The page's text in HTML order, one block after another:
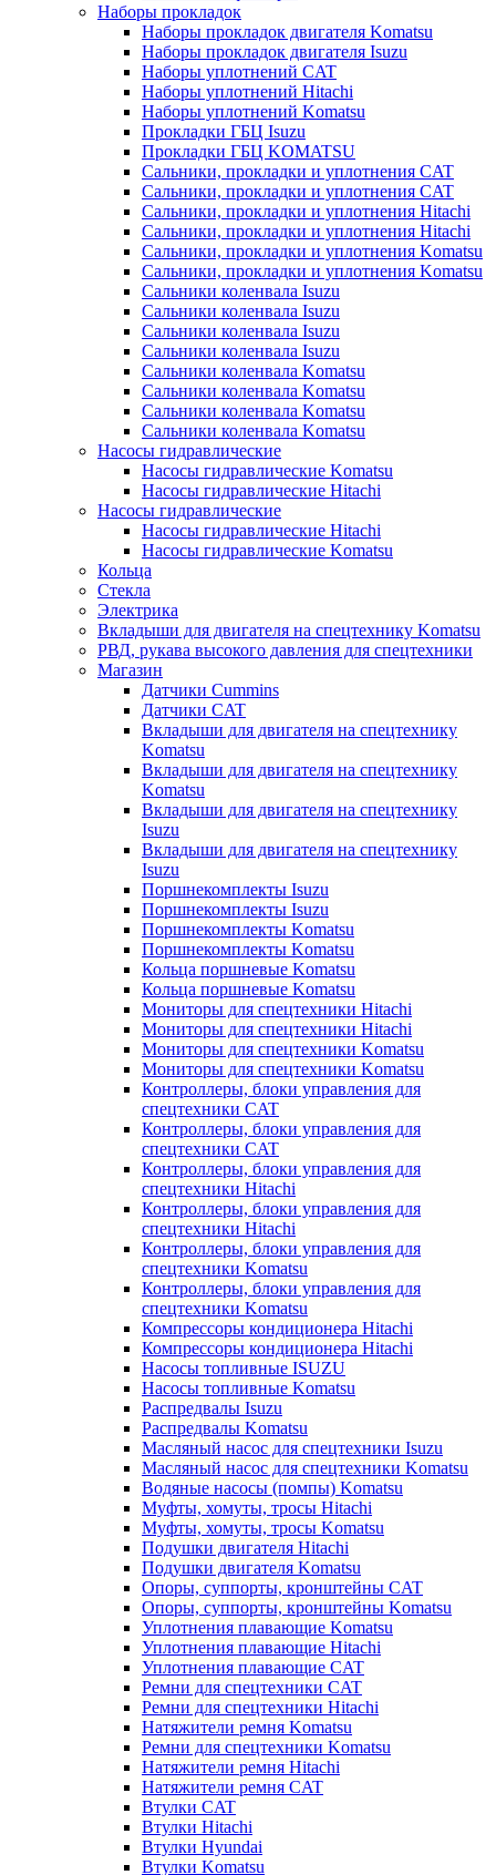
Наборы прокладок
Наборы прокладок двигателя Komatsu
Наборы прокладок двигателя Isuzu
Наборы уплотнений CAT
Наборы уплотнений Hitachi
Наборы уплотнений Komatsu
Прокладки ГБЦ Isuzu
Прокладки ГБЦ KOMATSU
Сальники, прокладки и уплотнения CAT
Сальники, прокладки и уплотнения CAT
Сальники, прокладки и уплотнения Hitachi
Сальники, прокладки и уплотнения Hitachi
Сальники, прокладки и уплотнения Komatsu
Сальники, прокладки и уплотнения Komatsu
Сальники коленвала Isuzu
Сальники коленвала Isuzu
Сальники коленвала Isuzu
Сальники коленвала Isuzu
Сальники коленвала Komatsu
Сальники коленвала Komatsu
Сальники коленвала Komatsu
Сальники коленвала Komatsu
Насосы гидравлические
Насосы гидравлические Komatsu
Насосы гидравлические Hitachi
Насосы гидравлические
Насосы гидравлические Hitachi
Насосы гидравлические Komatsu
Кольца
Стекла
Электрика
Вкладыши для двигателя на спецтехнику Komatsu
РВД, рукава высокого давления для спецтехники
Магазин
Датчики Cummins
Датчики CAT
Вкладыши для двигателя на спецтехнику
Komatsu
Вкладыши для двигателя на спецтехнику
Komatsu
Вкладыши для двигателя на спецтехнику
Isuzu
Вкладыши для двигателя на спецтехнику
Isuzu
Поршнекомплекты Isuzu
Поршнекомплекты Isuzu
Поршнекомплекты Komatsu
Поршнекомплекты Komatsu
Кольца поршневые Komatsu
Кольца поршневые Komatsu
Мониторы для спецтехники Hitachi
Мониторы для спецтехники Hitachi
Мониторы для спецтехники Komatsu
Мониторы для спецтехники Komatsu
Контроллеры, блоки управления для
спецтехники CAT
Контроллеры, блоки управления для
спецтехники CAT
Контроллеры, блоки управления для
спецтехники Hitachi
Контроллеры, блоки управления для
спецтехники Hitachi
Контроллеры, блоки управления для
спецтехники Komatsu
Контроллеры, блоки управления для
спецтехники Komatsu
Компрессоры кондиционера Hitachi
Компрессоры кондиционера Hitachi
Насосы топливные ISUZU
Насосы топливные Komatsu
Распредвалы Isuzu
Распредвалы Komatsu
Масляный насос для спецтехники Isuzu
Масляный насос для спецтехники Komatsu
Водяные насосы (помпы) Komatsu
Муфты, хомуты, тросы Hitachi
Муфты, хомуты, тросы Komatsu
Подушки двигателя Hitachi
Подушки двигателя Komatsu
Опоры, суппорты, кронштейны CAT
Опоры, суппорты, кронштейны Komatsu
Уплотнения плавающие Komatsu
Уплотнения плавающие Hitachi
Уплотнения плавающие CAT
Ремни для спецтехники CAT
Ремни для спецтехники Hitachi
Натяжители ремня Komatsu
Ремни для спецтехники Komatsu
Натяжители ремня Hitachi
Натяжители ремня CAT
Втулки CAT
Втулки Hitachi
Втулки Hyundai
Втулки Komatsu